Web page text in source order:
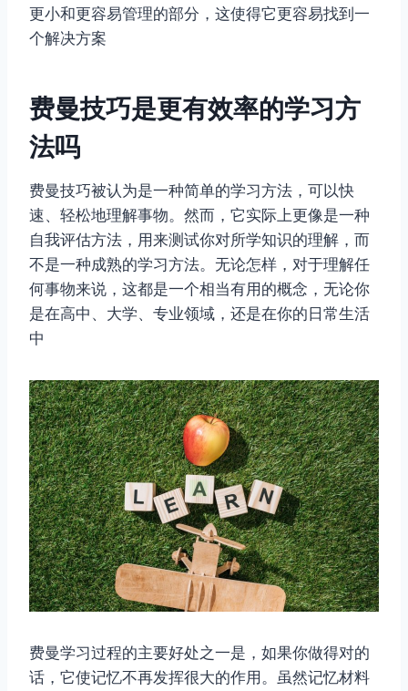
更小和更容易管理的部分，这使得它更容易找到一
个解决方案
费曼技巧是更有效率的学习方
法吗
费曼技巧被认为是一种简单的学习方法，可以快
速、轻松地理解事物。然而，它实际上更像是一种
自我评估方法，用来测试你对所学知识的理解，而
不是一种成熟的学习方法。无论怎样，对于理解任
何事物来说，这都是一个相当有用的概念，无论你
是在高中、大学、专业领域，还是在你的日常生活
中
费曼学习过程的主要好处之一是，如果你做得对的
话，它使记忆不再发挥很大的作用。虽然记忆材料